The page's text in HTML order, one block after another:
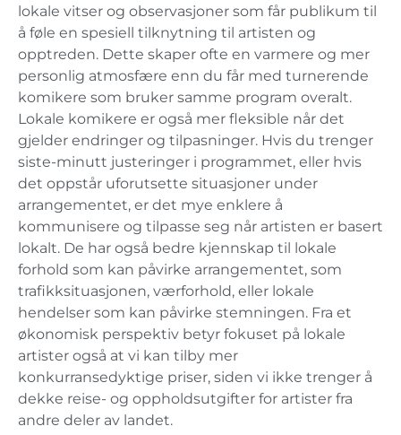
lokale vitser og observasjoner som får publikum til
å føle en spesiell tilknytning til artisten og
opptreden. Dette skaper ofte en varmere og mer
personlig atmosfære enn du får med turnerende
komikere som bruker samme program overalt.
Lokale komikere er også mer fleksible når det
gjelder endringer og tilpasninger. Hvis du trenger
siste-minutt justeringer i programmet, eller hvis
det oppstår uforutsette situasjoner under
arrangementet, er det mye enklere å
kommunisere og tilpasse seg når artisten er basert
lokalt. De har også bedre kjennskap til lokale
forhold som kan påvirke arrangementet, som
trafikksituasjonen, værforhold, eller lokale
hendelser som kan påvirke stemningen. Fra et
økonomisk perspektiv betyr fokuset på lokale
artister også at vi kan tilby mer
konkurransedyktige priser, siden vi ikke trenger å
dekke reise- og oppholdsutgifter for artister fra
andre deler av landet.